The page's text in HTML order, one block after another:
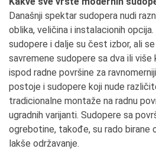
Današnji spektar sudopera nudi
oblika, veličina i instalacionih
sudopere i dalje su čest izbor, ali
savremene sudopere sa dva ili više
ispod radne površine za
postoje i sudopere koji nude
tradicionalne montaže na radnu
ugradnih varijanti. Sudopere sa
ogrebotine, takođe, su rado birane
lakše održavanje.